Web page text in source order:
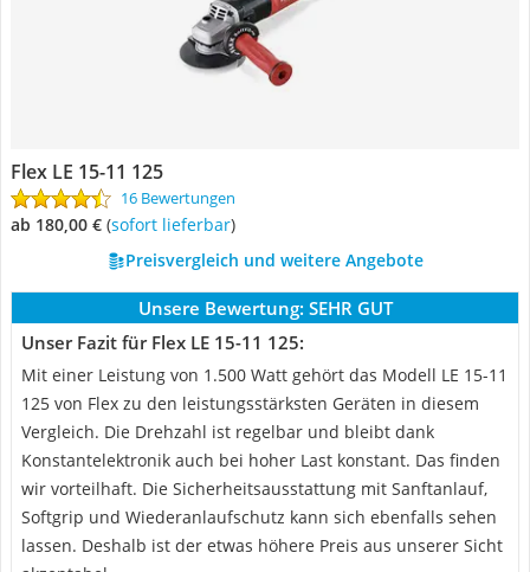
Flex LE 15-11 125
16 Bewertungen
ab 180,00 € ( Sofort lieferbar)
Preisvergleich und weitere Angebote
Unsere Bewertung: SEHR GUT
Unser Fazit für Flex LE 15-11 125:
Mit einer Leistung von 1.500 Watt gehört das Modell LE 15-11
125 von Flex zu den leistungsstärksten Geräten in diesem
Vergleich. Die Drehzahl ist regelbar und bleibt dank
Konstantelektronik auch bei hoher Last konstant. Das finden
wir vorteilhaft. Die Sicherheitsausstattung mit Sanftanlauf,
Softgrip und Wiederanlaufschutz kann sich ebenfalls sehen
lassen. Deshalb ist der etwas höhere Preis aus unserer Sicht